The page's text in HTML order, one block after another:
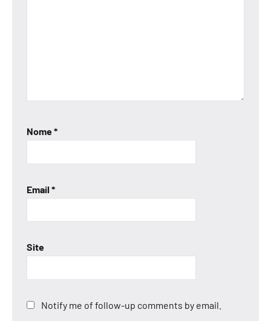
Nome*
Email *
Site
Notify me of follow-up comments by email.